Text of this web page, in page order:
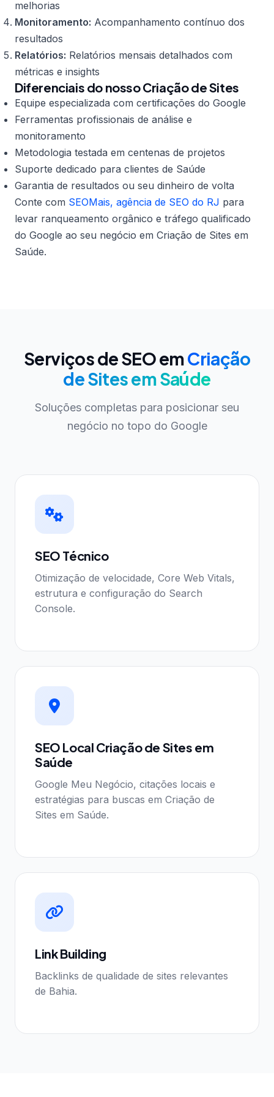
melhorias
Monitoramento: Acompanhamento contínuo dos
resultados
Relatórios: Relatórios mensais detalhados com
métricas e insights
Diferenciais do nosso Criação de Sites
Equipe especializada com certificações do Google
Ferramentas profissionais de análise e
monitoramento
Metodologia testada em centenas de projetos
Suporte dedicado para clientes de Saúde
Garantia de resultados ou seu dinheiro de volta
Conte com SEOMais, agência de SEO do RJ para
levar ranqueamento orgânico e tráfego qualificado
do Google ao seu negócio em Criação de Sites em
Saúde.
Serviços de SEO emCriação
de Sites em Saúde
Soluções completas para posicionar seu
negócio no topo do Google
SEO Técnico
Otimização de velocidade, Core Web Vitals,
estrutura e configuração do Search
Console.
SEO Local Criação de Sites em
Saúde
Google Meu Negócio, citações locais e
estratégias para buscas em Criação de
Sites em Saúde.
Link Building
Backlinks de qualidade de sites relevantes
de Bahia.